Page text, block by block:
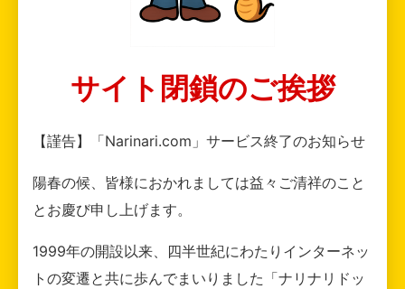
サイト閉鎖のご挨拶
【謹告】「Narinari.com」サービス終了のお知らせ
陽春の候、皆様におかれましては益々ご清祥のこと
とお慶び申し上げます。
1999年の開設以来、四半世紀にわたりインターネッ
トの変遷と共に歩んでまいりました「ナリナリドッ